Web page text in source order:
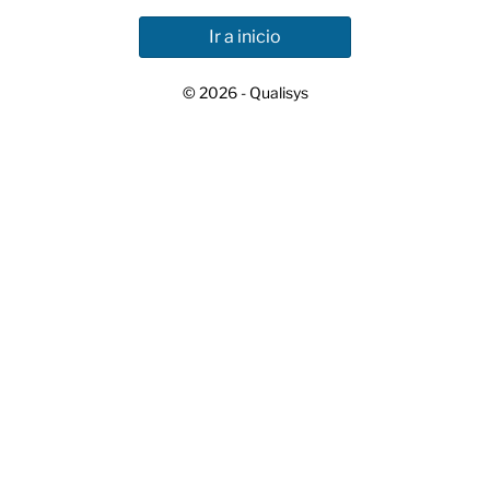
Ir a inicio
© 2026 - Qualisys